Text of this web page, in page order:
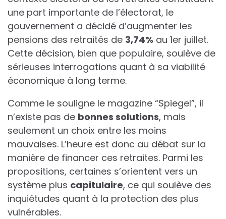
une part importante de l’électorat, le
gouvernement a décidé d’augmenter les
pensions des retraités de 3,74% au 1er juillet.
Cette décision, bien que populaire, soulève de
sérieuses interrogations quant à sa viabilité
économique à long terme.
Comme le souligne le magazine “Spiegel”, il
n’existe pas de bonnes solutions, mais
seulement un choix entre les moins
mauvaises. L’heure est donc au débat sur la
manière de financer ces retraites. Parmi les
propositions, certaines s’orientent vers un
système plus capitulaire, ce qui soulève des
inquiétudes quant à la protection des plus
vulnérables.